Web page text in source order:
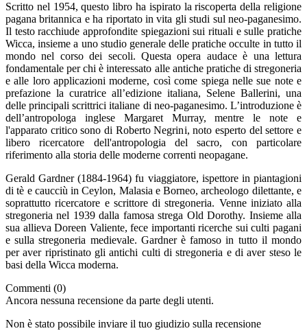
Scritto nel 1954, questo libro ha ispirato la riscoperta della religione
pagana britannica e ha riportato in vita gli studi sul neo-paganesimo.
Il testo racchiude approfondite spiegazioni sui rituali e sulle pratiche
Wicca, insieme a uno studio generale delle pratiche occulte in tutto il
mondo nel corso dei secoli. Questa opera audace è una lettura
fondamentale per chi è interessato alle antiche pratiche di stregoneria
e alle loro applicazioni moderne, così come spiega nelle sue note e
prefazione la curatrice all’edizione italiana, Selene Ballerini, una
delle principali scrittrici italiane di neo-paganesimo. L’introduzione è
dell’antropologa inglese Margaret Murray, mentre le note e
l'apparato critico sono di Roberto Negrini, noto esperto del settore e
libero ricercatore dell'antropologia del sacro, con particolare
riferimento alla storia delle moderne correnti neopagane.
Gerald Gardner (1884-1964) fu viaggiatore, ispettore in piantagioni
di tè e caucciù in Ceylon, Malasia e Borneo, archeologo dilettante, e
soprattutto ricercatore e scrittore di stregoneria. Venne iniziato alla
stregoneria nel 1939 dalla famosa strega Old Dorothy. Insieme alla
sua allieva Doreen Valiente, fece importanti ricerche sui culti pagani
e sulla stregoneria medievale. Gardner è famoso in tutto il mondo
per aver ripristinato gli antichi culti di stregoneria e di aver steso le
basi della Wicca moderna.
Commenti (0)
Ancora nessuna recensione da parte degli utenti.
Non è stato possibile inviare il tuo giudizio sulla recensione